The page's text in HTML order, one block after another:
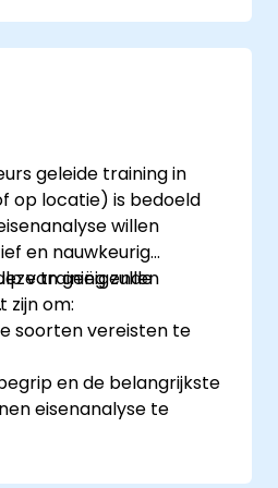
resultaten te
te zijn op het IREB
geleide training in
op locatie) is bedoeld
willen
en nauwkeurig
van geëigende
training zullen
zijn om:
soorten vereisten te
en de belangrijkste
eisenanalyse te
van de methodologie